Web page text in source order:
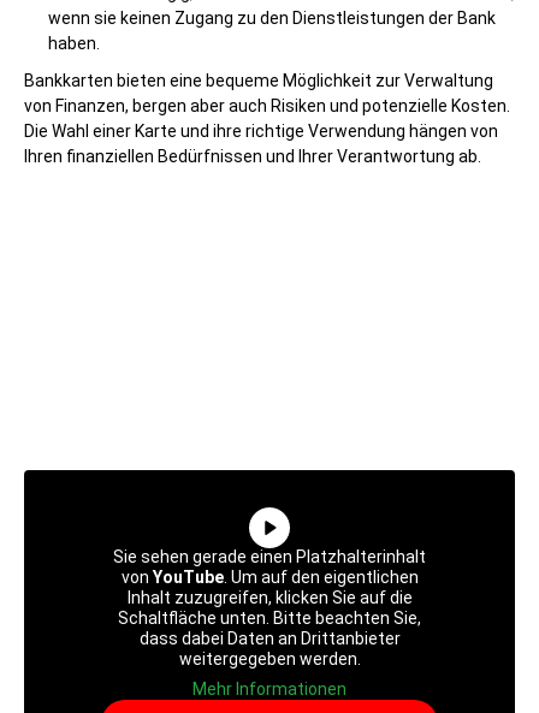
wenn sie keinen Zugang zu den Dienstleistungen der Bank
haben.
Bankkarten bieten eine bequeme Möglichkeit zur Verwaltung
von Finanzen, bergen aber auch Risiken und potenzielle Kosten.
Die Wahl einer Karte und ihre richtige Verwendung hängen von
Ihren finanziellen Bedürfnissen und Ihrer Verantwortung ab.
Sie sehen gerade einen Platzhalterinhalt
von YouTube. Um auf den eigentlichen
Inhalt zuzugreifen, klicken Sie auf die
Schaltfläche unten. Bitte beachten Sie,
dass dabei Daten an Drittanbieter
weitergegeben werden.
Mehr Informationen